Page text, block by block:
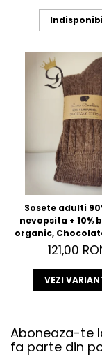
Sosete adulti
nevopsita + 10%
organic,
Andrea
121,00
VEZI
Aboneaza-te
fa parte din